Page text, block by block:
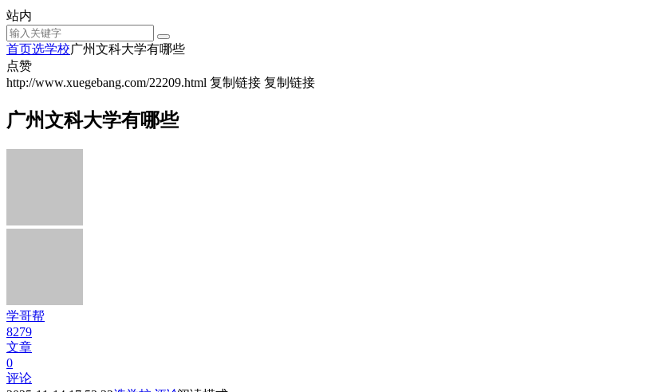
站内
首页选学校广州文科大学有哪些
点赞
http://www.xuegebang.com/22209.html 复制链接 复制链接
广州文科大学有哪些
学哥帮
8279
文章
0
评论